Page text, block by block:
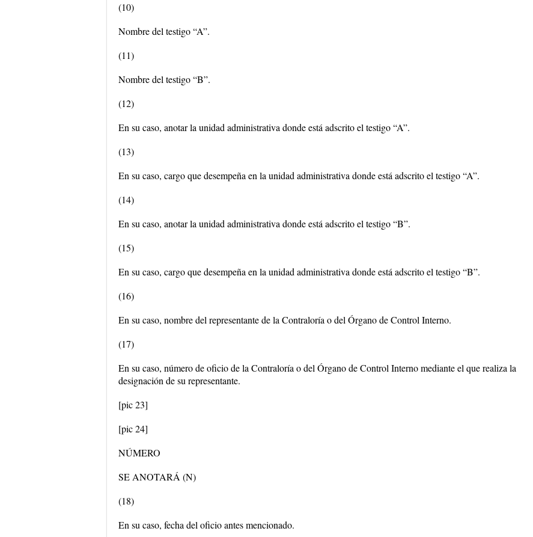
(10)
Nombre del testigo “A”.
(11)
Nombre del testigo “B”.
(12)
En su caso, anotar la unidad administrativa donde está adscrito el testigo “A”.
(13)
En su caso, cargo que desempeña en la unidad administrativa donde está adscrito el testigo “A”.
(14)
En su caso, anotar la unidad administrativa donde está adscrito el testigo “B”.
(15)
En su caso, cargo que desempeña en la unidad administrativa donde está adscrito el testigo “B”.
(16)
En su caso, nombre del representante de la Contraloría o del Órgano de Control Interno.
(17)
En su caso, número de oficio de la Contraloría o del Órgano de Control Interno mediante el que realiza la
designación de su representante.
[pic 23]
[pic 24]
NÚMERO
SE ANOTARÁ (N)
(18)
En su caso, fecha del oficio antes mencionado.